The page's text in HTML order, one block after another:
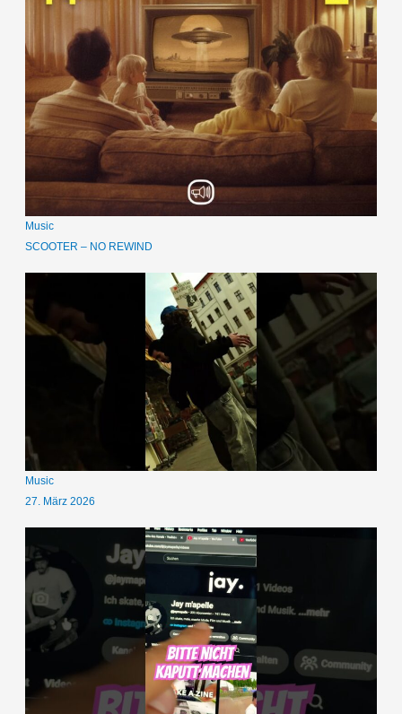
Music
SCOOTER – NO REWIND
Music
27. März 2026